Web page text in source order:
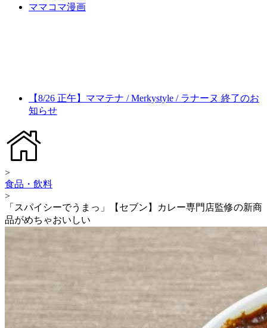
ママコマ漫画
【8/26 正午】ママテナ / Merkystyle / ラナーヌ 終了のお
知らせ
>
食品・飲料
>
「スパイシーでうまっ」【セブン】カレー専門店監修の新商
品がめちゃおいしい